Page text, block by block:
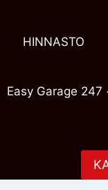
HINNASTO
Easy Garage 247